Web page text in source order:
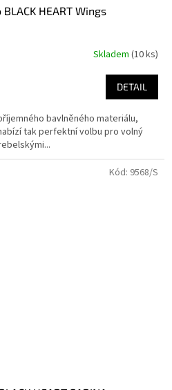
HEART Wings
Skladem (10 ks)
DETAIL
bavlněného materiálu,
tak perfektní volbu pro volný
Kód: 9568/S